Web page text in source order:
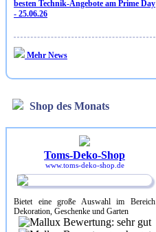
besten Technik-Angebote am Prime Day
- 25.06.26
Mehr News
Shop des Monats
Toms-Deko-Shop
www.toms-deko-shop.de
Bietet eine große Auswahl im Bereich
Dekoration, Geschenke und Garten